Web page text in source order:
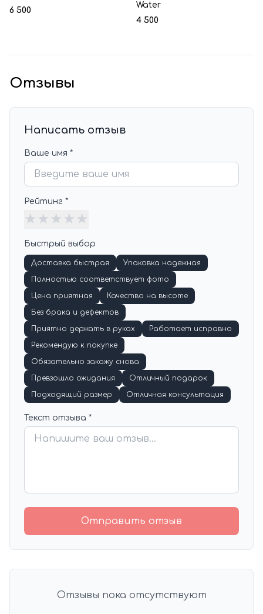
6 500
Water
4 500
Отзывы
Написать отзыв
Ваше имя *
Рейтинг *
★ ★ ★ ★ ★
Быстрый выбор
Доставка быстрая
Упаковка надежная
Полностью соответствует фото
Цена приятная
Качество на высоте
Без брака и дефектов
Приятно держать в руках
Работает исправно
Рекомендую к покупке
Обязательно закажу снова
Превзошло ожидания
Отличный подарок
Подходящий размер
Отличная консультация
Текст отзыва *
Отправить отзыв
Отзывы пока отсутствуют